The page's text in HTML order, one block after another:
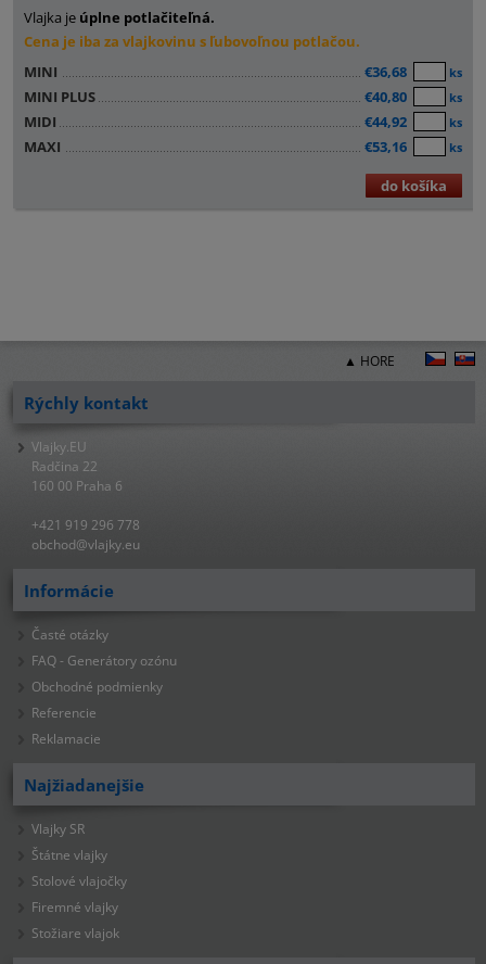
Vlajka je úplne potlačiteľná.
Cena je iba za vlajkovinu s ľubovoľnou potlačou.
MINI
€36,68 ks
MINI PLUS €40,80 ks
MIDI €44,92 ks
MAXI €53,16 ks
do košíka
▲ HORE
Rýchly kontakt
Vlajky.EU
Radčina 22
160 00 Praha 6
+421 919 296 778
obchod@vlajky.eu
Informácie
Časté otázky
FAQ - Generátory ozónu
Obchodné podmienky
Referencie
Reklamacie
Najžiadanejšie
Vlajky SR
Štátne vlajky
Stolové vlajočky
Firemné vlajky
Stožiare vlajok